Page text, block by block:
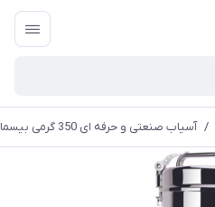
/ آسیاب صنعتی و حرفه ای 350 گرمی بیسمارک مدل BM174